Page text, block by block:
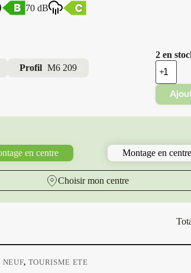
70 dB
Profil M6 209
2 en
quantité
de
Minerva
Pneus
Neufs
85
T
en centre
Montage en
Choisir mon centre
NEUF, TOURISME ETE